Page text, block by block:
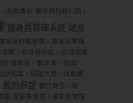
防疫專區 健身房社群行銷，
健身房管理系統 健身
健身房財務管理，健身房賺錢
略，健身房防疫，疫情營運
健身房，動滋券，瑜珈，
狀病毒，紓困方案，運動團
履約保證
數位轉型，瑜
館
理髮業管理，美髮業管理
狀
態
了